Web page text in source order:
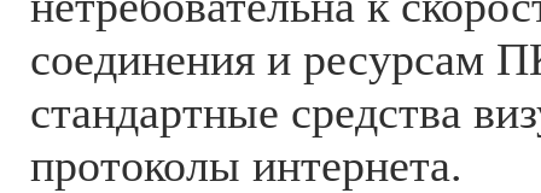
соединения и ресурсам
стандартные средства
протоколы интернета.